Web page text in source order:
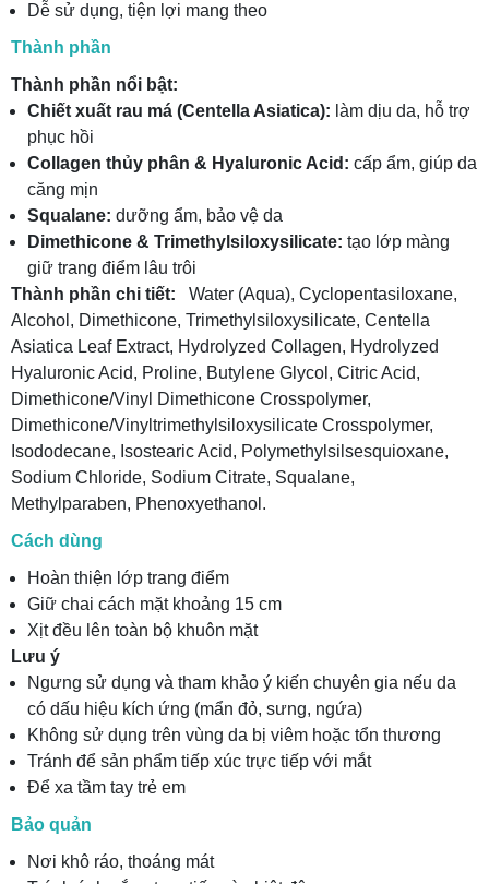
Dễ sử dụng, tiện lợi mang theo
Thành phần
Thành phần nổi bật:
Chiết xuất rau má (Centella Asiatica): làm dịu da, hỗ trợ
phục hồi
Collagen thủy phân & Hyaluronic Acid: cấp ẩm, giúp da
căng mịn
Squalane: dưỡng ẩm, bảo vệ da
Dimethicone & Trimethylsiloxysilicate: tạo lớp màng
giữ trang điểm lâu trôi
Thành phần chi tiết: Water (Aqua), Cyclopentasiloxane,
Alcohol, Dimethicone, Trimethylsiloxysilicate, Centella
Asiatica Leaf Extract, Hydrolyzed Collagen, Hydrolyzed
Hyaluronic Acid, Proline, Butylene Glycol, Citric Acid,
Dimethicone/Vinyl Dimethicone Crosspolymer,
Dimethicone/Vinyltrimethylsiloxysilicate Crosspolymer,
Isododecane, Isostearic Acid, Polymethylsilsesquioxane,
Sodium Chloride, Sodium Citrate, Squalane,
Methylparaben, Phenoxyethanol.
Cách dùng
Hoàn thiện lớp trang điểm
Giữ chai cách mặt khoảng 15 cm
Xịt đều lên toàn bộ khuôn mặt
Lưu ý
Ngưng sử dụng và tham khảo ý kiến chuyên gia nếu da
có dấu hiệu kích ứng (mẩn đỏ, sưng, ngứa)
Không sử dụng trên vùng da bị viêm hoặc tổn thương
Tránh để sản phẩm tiếp xúc trực tiếp với mắt
Để xa tầm tay trẻ em
Bảo quản
Nơi khô ráo, thoáng mát